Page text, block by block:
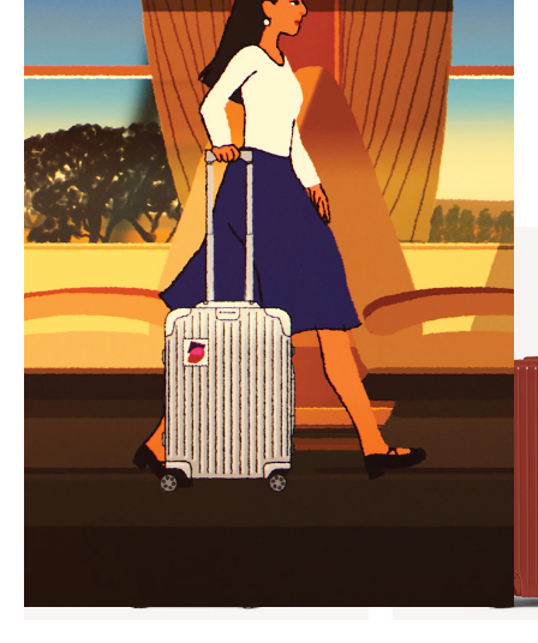
PLAYED,
PLEASE
PRESS
TO
PAUSE
IT
MUTED,
PLEASE
PRESS
TO
UNMUTE
IT
엄선된 기프트 셀렉션
모든 여정의 완벽한 동반자 찾
기